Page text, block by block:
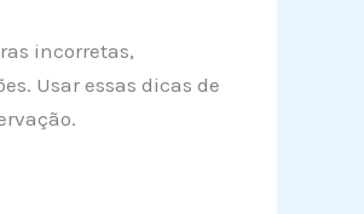
incorretas,
Usar essas dicas de